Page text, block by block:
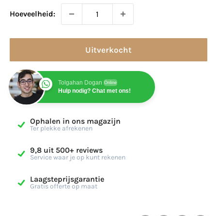
Hoeveelheid:
Uitverkocht
Tolgahan Dogan Online
Hulp nodig? Chat met ons!
Ophalen in ons magazijn
Ter plekke afrekenen
9,8 uit 500+ reviews
Service waar je op kunt rekenen
Laagsteprijsgarantie
Gratis offerte op maat